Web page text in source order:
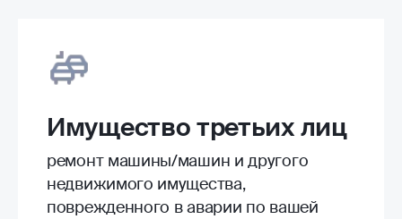
Имущество третьих лиц
ремонт машины/машин и другого
недвижимого имущества,
поврежденного в аварии по вашей